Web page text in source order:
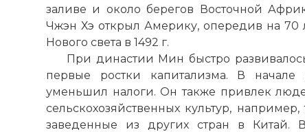
заливе и около берегов Восточной
Чжэн Хэ открыл Америку, опередив на 70
Нового света в 1492 г.
При династии Мин быстро
первые ростки капитализма. В
уменьшил налоги. Он также привлек
сельскохозяйственных культур, например,
заведенные из других стран в Китай.